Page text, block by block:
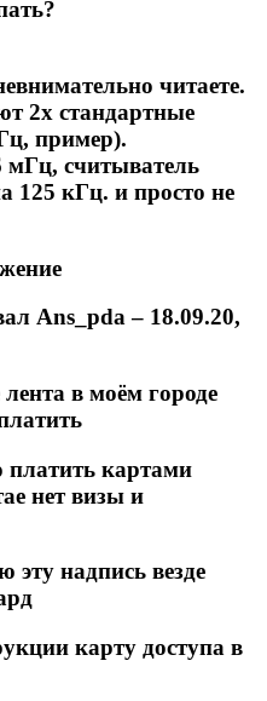
читаете.
2х стандартные
пример).
считыватель
125 кГц. и просто не
Ans_pda– 18.09.20,
в моём городе
платить картами
нет визы и
эту надпись везде
карту доступа в